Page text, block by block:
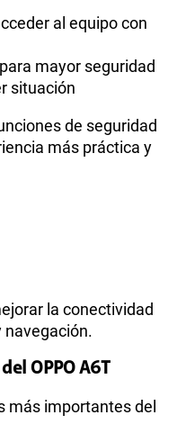
al equipo con
mayor seguridad
situación
de seguridad
más práctica y
la conectividad
navegación.
OPPO A6T
más importantes del